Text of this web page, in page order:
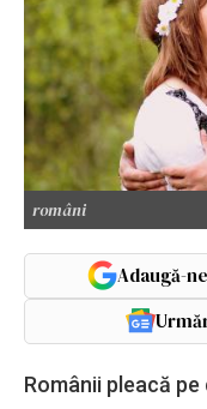
români
Adaugă-
Românii pleacă